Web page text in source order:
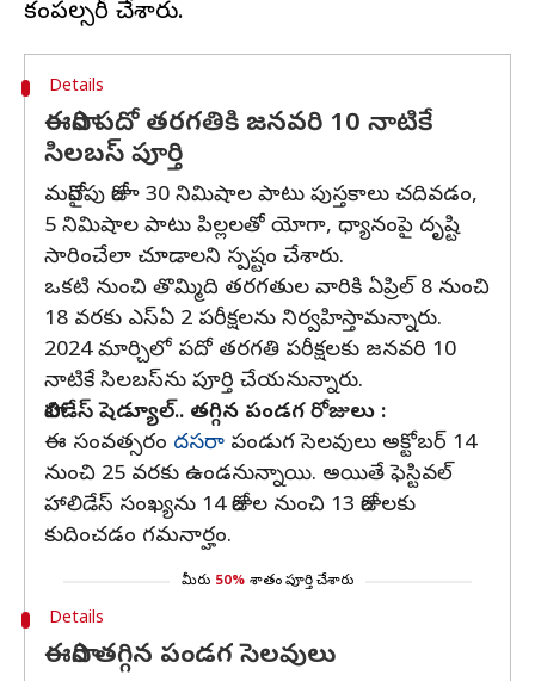
Details
ఈసారి పదో తరగతికి జనవరి 10 నాటికే
సిలబస్‌ పూర్తి
మరోవైపు రోజూ 30 నిమిషాల పాటు పుస్తకాలు చదివడం,
5 నిమిషాల పాటు పిల్లలతో యోగా, ధ్యానంపై దృష్టి
సారించేలా చూడాలని స్పష్టం చేశారు.
ఒకటి నుంచి తొమ్మిది తరగతుల వారికి ఏప్రిల్ 8 నుంచి
18 వరకు ఎస్ఏ 2 పరీక్షలను నిర్వహిస్తామన్నారు.
2024 మార్చిలో పదో తరగతి పరీక్షలకు జనవరి 10
నాటికే సిలబస్‌ను పూర్తి చేయనున్నారు.
హాలిడేస్ షెడ్యూల్.. తగ్గిన పండగ రోజులు :
ఈ సంవత్సరం దసరా పండుగ సెలవులు అక్టోబర్ 14
నుంచి 25 వరకు ఉండనున్నాయి. అయితే ఫెస్టివల్
హాలిడేస్ సంఖ్యను 14 రోజుల నుంచి 13 రోజులకు
కుదించడం గమనార్హం.
మీరు 50% శాతం పూర్తి చేశారు
Details
ఈసారి తగ్గిన పండగ సెలవులు